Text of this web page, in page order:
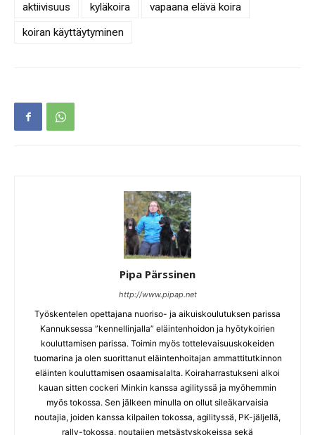
aktiivisuus
kyläkoira
vapaana elävä koira
koiran käyttäytyminen
Pipa Pärssinen
http://www.pipap.net
Työskentelen opettajana nuoriso- ja aikuiskoulutuksen parissa
Kannuksessa ”kennellinjalla” eläintenhoidon ja hyötykoirien
kouluttamisen parissa. Toimin myös tottelevaisuuskokeiden
tuomarina ja olen suorittanut eläintenhoitajan ammattitutkinnon
eläinten kouluttamisen osaamisalalta. Koiraharrastukseni alkoi
kauan sitten cockeri Minkin kanssa agilityssä ja myöhemmin
myös tokossa. Sen jälkeen minulla on ollut sileäkarvaisia
noutajia, joiden kanssa kilpailen tokossa, agilityssä, PK-jäljellä,
rally-tokossa, noutajien metsästyskokeissa sekä